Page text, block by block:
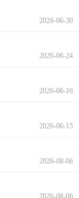
2026-06-30
2026-06-24
2026-06-16
2026-06-15
2026-08-06
2026-08-06